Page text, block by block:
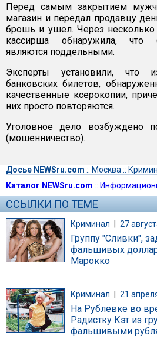
Перед самым закрытием
магазин и передал продавцу
брошь и ушел. Через несколько
кассирша обнаружила, что
являются поддельными.
Эксперты установили, что
банковских билетов,
качественные ксерокопии,
них просто повторяются.
Уголовное дело возбуждено
(мошенничество).
Досье NEWSru.com :: Москва ::
Каталог NEWSru.com ::
ССЫЛКИ ПО ТЕМЕ
Криминал | 27
Группу "Сливки",
фальшивых
Марокко
Криминал 21
На Рублевке во
Радистку Кэт из
фальшивыми